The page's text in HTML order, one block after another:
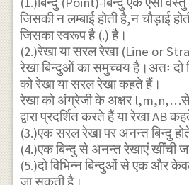
जिसकी न लम्बाई होती है,न चौड़ाई
जिसका स्वरूप है (.) है।
(2.)रेखा या सरल रेखा (Line or
रेखा बिन्दुओं का समुच्चय है।अतः दो
को रेखा या सरल रेखा कहते हैं।
रेखा को अंग्रेजी के अक्षर l,m,n,…से
द्वारा प्रदर्शित करते हैं या रेखा AB
(3.)एक सरल रेखा पर अनन्त बिन्दु
(4.)एक बिन्दु से अनन्त रेखाएं खींची
(5.)दो विभिन्न बिन्दुओं से एक और